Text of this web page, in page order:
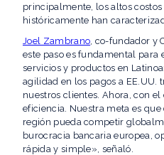
principalmente, los altos
históricamente han
Joel Zambrano , co-fundador y
este paso es fundamental para
servicios y productos en
agilidad en los pagos a EE.UU.
nuestros clientes. Ahora, con
eficiencia. Nuestra meta es
región pueda competir
burocracia bancaria europea,
rápida y simple», señaló.